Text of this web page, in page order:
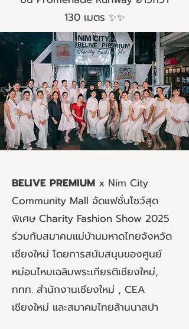
130 เมตร ✨✨
BELIVE PREMIUM x Nim City
Community Mall จัดแฟชั่นโชว์สุด
พิเศษ Charity Fashion Show 2025
ร่วมกับสมาคมแม่บ้านมหาดไทยจังหวัด
เชียงใหม่ โดยการสนับสนุนของศูนย์
หม่อนไหมเฉลิมพระเกียรติเชียงใหม่,
ททท. สำนักงานเชียงใหม่ , CEA
เชียงใหม่ และสมาคมไทยล้านนาสปา